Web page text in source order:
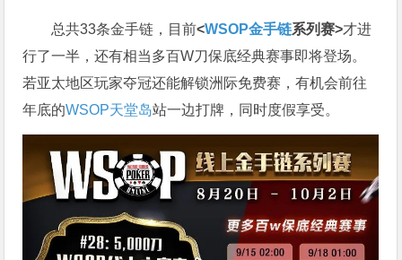
总共33条金手链，目前<WSOP金手链系列赛>才进
行了一半，还有相当多百W刀保底经典赛事即将登场。
若亚太地区玩家夺冠还能解锁洲际免费赛，有机会前往
年底的WSOP天堂岛站一边打牌，同时度假享受。